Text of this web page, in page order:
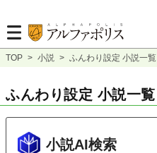
TOP > 小説 > ふんわり設定 小説一覧
ふんわり設定 小説一覧
小説AI検索